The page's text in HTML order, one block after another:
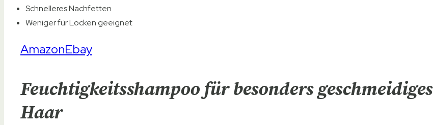
Schnelleres Nachfetten
Weniger für Locken geeignet
AmazonEbay
Feuchtigkeitsshampoo für besonders geschmeidiges
Haar